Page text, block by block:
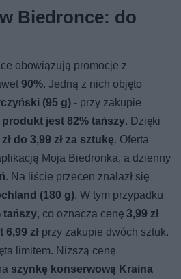
Biedronce: do
obowiązują promocje z
90%. Jedną z nich objęto
(95 g) - przy zakupie
jest 82% tańszy. Dzięki
do 3,99 zł za sztukę. Oferta
Moja Biedronka, a dzienny
. Na liście przecen znalazł się
(180 g). W tym przypadku
tańszy, co oznacza cenę3,99 zł
zł przy zakupie dwóch sztuk.
limitem. Niższą cenę
szynkę konserwową Kraina